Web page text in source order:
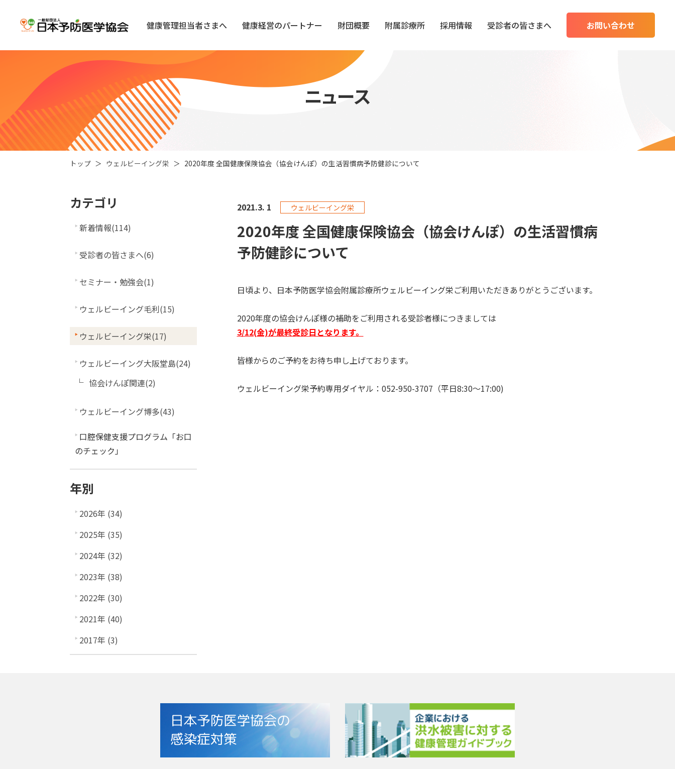
健康管理担当者さまへ 健康経営のパートナー 財団概要 附属診療所 採用情報 受診者の皆さまへ お問い合わせ
ニュース
トップ ウェルビーイング栄 2020年度 全国健康保険協会（協会けんぽ）の生活習慣病予防健診について
2021.3. 1 ウェルビーイング栄
2020年度 全国健康保険協会（協会けんぽ）の生活習慣病
予防健診について
日頃より、日本予防医学協会附属診療所ウェルビーイング栄ご利用いただきありがとうございます。
2020年度の協会けんぽ様の補助をご利用される受診者様につきましては
3/12(金)が最終受診日となります。
皆様からのご予約をお待ち申し上げております。
ウェルビーイング栄予約専用ダイヤル：052-950-3707（平日8:30～17:00)
カテゴリ
新着情報(114)
受診者の皆さまへ(6)
セミナー・勉強会(1)
ウェルビーイング毛利(15)
ウェルビーイング栄(17)
ウェルビーイング大阪堂島(24)
協会けんぽ関連(2)
ウェルビーイング博多(43)
口腔保健支援プログラム「お口
のチェック」
年別
2026年 (34)
2025年 (35)
2024年 (32)
2023年 (38)
2022年 (30)
2021年 (40)
2017年 (3)